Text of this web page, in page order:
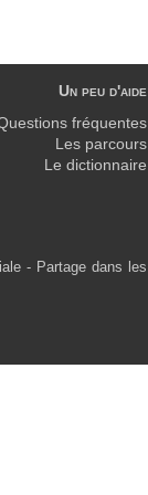
Un peu d'aide
fréquentes
Les parcours
Le dictionnaire
- Partage dans les